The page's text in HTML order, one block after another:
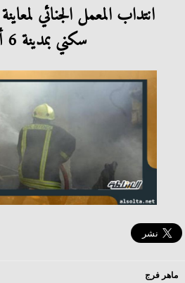
انتداب المعمل الجنائي
سكني بمدينة 6 أكتوبر
ماهر فرج